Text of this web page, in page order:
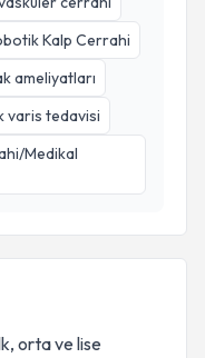
Kalp Cerrahi
ameliyatları
varis tedavisi
Medikal
orta ve lise